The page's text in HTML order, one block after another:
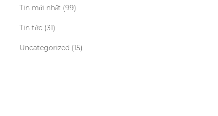
Tin mới nhất (99)
Tin tức (31)
Uncategorized (15)